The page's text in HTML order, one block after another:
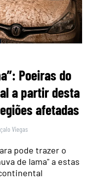
Poeiras do
a partir desta
afetadas
Viegas
pode trazer o
de lama" a estas